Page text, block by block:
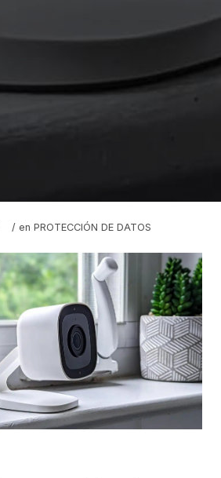
/ enPROTECCIÓN DE DATOS